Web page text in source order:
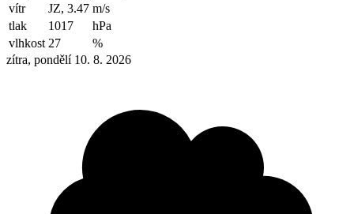
vítr
JZ, 3.47 m/s
tlak
1017
hPa
vlhkost 27
%
zítra, pondělí 10. 8. 2026